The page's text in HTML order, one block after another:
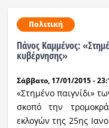
Πολιτική
Οικονομία
Κόσμος
Πολιτική
Πάνος Καμμένος:
κυβέρνησης»
Σάββατο, 17/01/2015 -
«Στημένο παιγνίδι»
σκοπό την
εκλογών της 25ης